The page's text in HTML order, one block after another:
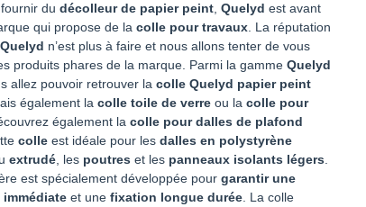
du décolleur de papier peint, Quelyd est avant
qui propose de la colle pour travaux. La réputation
n’est plus à faire et nous allons tenter de vous
produits phares de la marque. Parmi la gamme Quelyd
allez pouvoir retrouver la colle Quelyd papier peint
également la colle toile de verre ou la colle pour
également la colle pour dalles de plafond
colle est idéale pour les dalles en polystyrène
extrudé, les poutres et les panneaux isolants légers.
est spécialement développée pour garantir une
immédiate et une fixation longue durée. La colle